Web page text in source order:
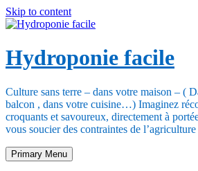
Skip to content
Hydroponie facile
Culture sans terre – dans votre maison – (
balcon , dans votre cuisine…) Imaginez
croquants et savoureux, directement à
vous soucier des contraintes de
Primary Menu